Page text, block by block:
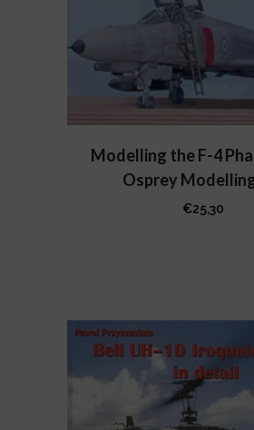
Modelling the F-4
Osprey
€25,30